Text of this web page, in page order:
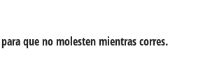
que no molesten mientras corres.